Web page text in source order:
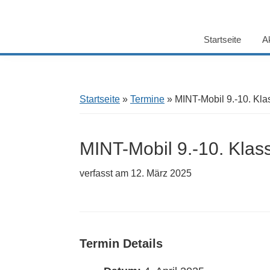
Startseite
Startseite » Termine » MINT-Mobil 9.-10.
MINT-Mobil 9.-10.
verfasst am 12. März 2025
Termin Details